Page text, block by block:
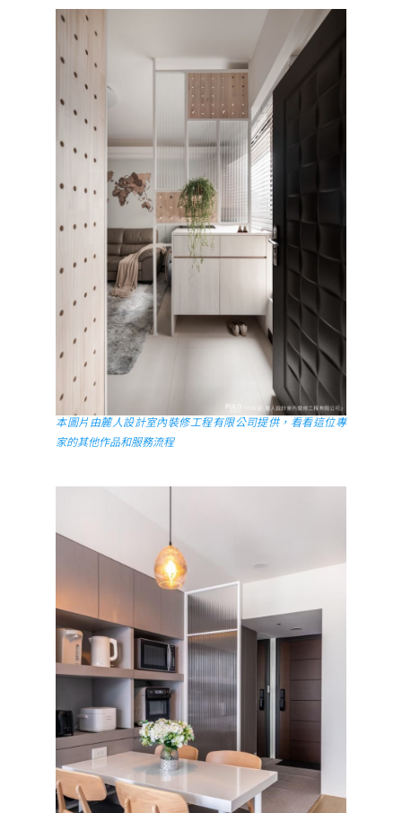
本圖片由麓人設計室內裝修工程有限公司提供，看看這位專
家的其他作品和服務流程